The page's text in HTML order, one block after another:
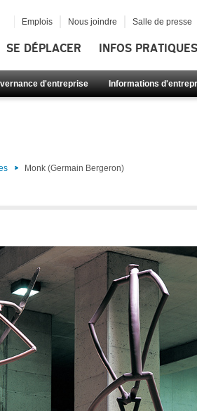
SE DÉPLACER INFOS PRATIQUES
d'entreprise Informations
Emplois Nous joindre Salle de presse
Monk (Germain Bergeron)